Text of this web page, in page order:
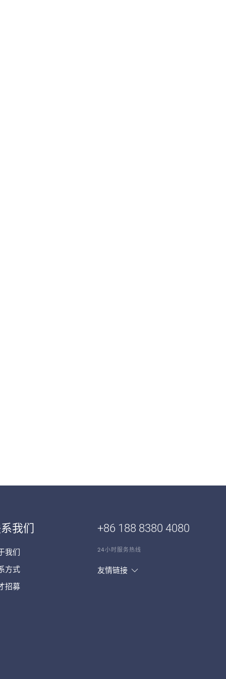
我们
我们
方式
招募
+86 188 8380 4080
24小时服务热线
友情链接